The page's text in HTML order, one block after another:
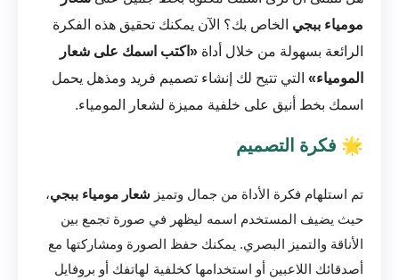
مومياء ببجي الخاص بك؟ الآن يمكنك تحقيق هذه الفكرة
الرائعة بسهولة من خلال أداة «اكتب اسمك على شعار
المومياء» التي تتيح لك إنشاء تصميم فريد ومذهل يحمل
اسمك بخط أنيق على خلفية مميزة لشعار المومياء.
🌟 فكرة التصميم
تم استلهام فكرة الأداة من جمال وتميز شعار مومياء ببجي،
حيث يضيف المستخدم اسمه ليظهر في صورة تجمع بين
الأناقة والتميز البصري. يمكنك حفظ الصورة ومشاركتها مع
أصدقائك اللاعبين أو استخدامها كخلفية لهاتفك أو بروفايل